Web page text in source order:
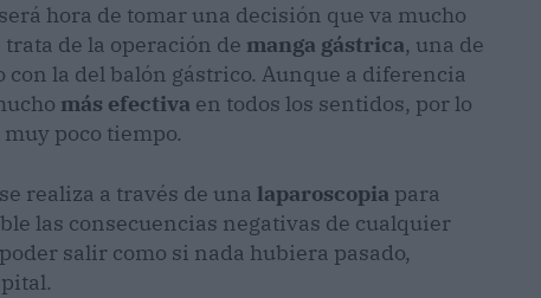
hora de tomar una decisión que va mucho
de la operación de manga gástrica, una de
la del balón gástrico. Aunque a diferencia
más efectiva en todos los sentidos, por lo
poco tiempo.
realiza a través de una laparoscopia para
las consecuencias negativas de cualquier
salir como si nada hubiera pasado,